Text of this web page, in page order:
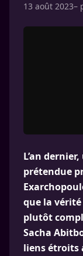
13 août 2023–
L’an
prétendue
que la vérité
plutôt
Sacha
liens étroits